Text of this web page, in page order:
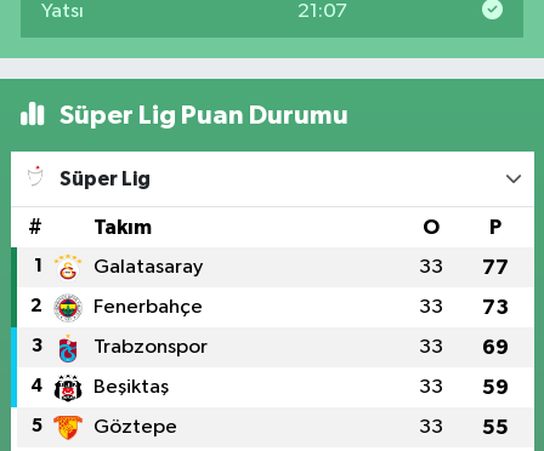
Yatsı 21:07
Süper Lig Puan Durumu
Süper Lig
# Takım O P
1 Galatasaray 33 77
2 Fenerbahçe 33 73
3 Trabzonspor 33 69
4 Beşiktaş 33 59
5 Göztepe 33 55